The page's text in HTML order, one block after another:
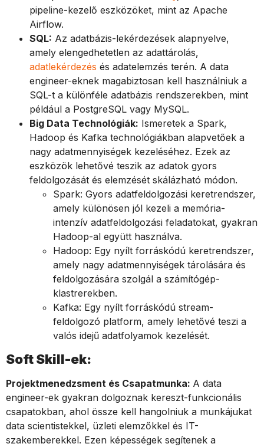
pipeline-kezelő eszközöket, mint az Apache
Airflow.
SQL: Az adatbázis-lekérdezések alapnyelve,
amely elengedhetetlen az adattárolás,
adatlekérdezés és adatelemzés terén. A data
engineer-eknek magabiztosan kell használniuk a
SQL-t a különféle adatbázis rendszerekben, mint
például a PostgreSQL vagy MySQL.
Big Data Technológiák: Ismeretek a Spark,
Hadoop és Kafka technológiákban alapvetőek a
nagy adatmennyiségek kezeléséhez. Ezek az
eszközök lehetővé teszik az adatok gyors
feldolgozását és elemzését skálázható módon.
Spark: Gyors adatfeldolgozási keretrendszer,
amely különösen jól kezeli a memória-
intenzív adatfeldolgozási feladatokat, gyakran
Hadoop-al együtt használva.
Hadoop: Egy nyílt forráskódú keretrendszer,
amely nagy adatmennyiségek tárolására és
feldolgozására szolgál a számítógép-
klastrerekben.
Kafka: Egy nyílt forráskódú stream-
feldolgozó platform, amely lehetővé teszi a
valós idejű adatfolyamok kezelését.
Soft Skill-ek:
Projektmenedzsment és Csapatmunka: A data
engineer-ek gyakran dolgoznak kereszt-funkcionális
csapatokban, ahol össze kell hangolniuk a munkájukat
data scientistekkel, üzleti elemzőkkel és IT-
szakemberekkel. Ezen képességek segítenek a